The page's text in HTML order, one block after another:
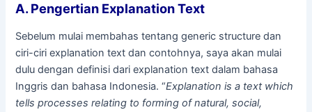
A. Pengertian Explanation Text
Sebelum mulai membahas tentang generic structure dan
ciri-ciri explanation text dan contohnya, saya akan mulai
dulu dengan definisi dari explanation text dalam bahasa
Inggris dan bahasa Indonesia. “Explanation is a text which
tells processes relating to forming of natural, social,